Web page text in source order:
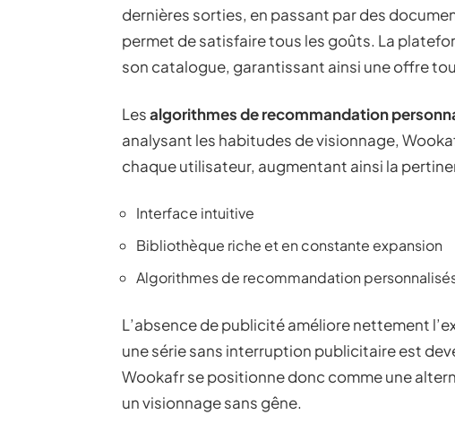
dernières sorties, en passant par des
permet de satisfaire tous les goûts. La
son catalogue, garantissant ainsi une offre
Lesalgorithmes de recommandation
analysant les habitudes de visionnage,
chaque utilisateur, augmentant ainsi la
Interface intuitive
Bibliothèque riche et en constante expansion
Algorithmes de recommandation
L’absence de publicité améliore nettement
une série sans interruption publicitaire est
Wookafr se positionne donc comme une
un visionnage sans gêne.